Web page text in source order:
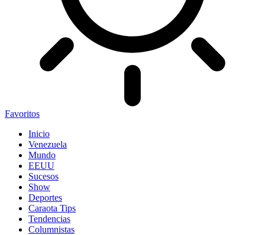
Favoritos
Inicio
Venezuela
Mundo
EEUU
Sucesos
Show
Deportes
Caraota Tips
Tendencias
Columnistas